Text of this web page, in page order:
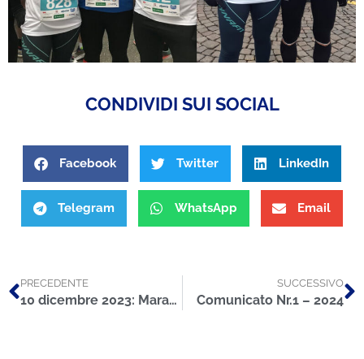
CONDIVIDI SUI SOCIAL
Facebook Twitter LinkedIn
Telegram WhatsApp Email
PRECEDENTE
10 dicembre 2023: Maratona di Reggio Emilia
SUCCESSIVO
Comunicato Nr.1 – 2024